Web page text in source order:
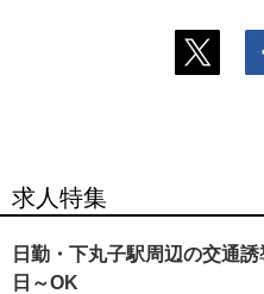
求人特集
日勤・下丸子駅周辺の交通
日～OK